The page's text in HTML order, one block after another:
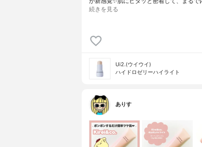
続きを見る
Ui2.(ウイウイ)
ハイドロゼリーハイライト
ありす